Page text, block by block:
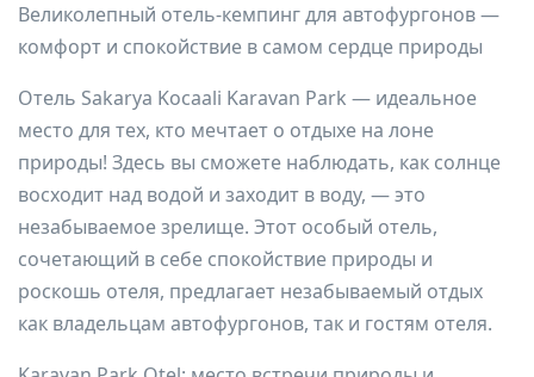
Великолепный отель-кемпинг для автофургонов —
комфорт и спокойствие в самом сердце природы
Отель Sakarya Kocaali Karavan Park — идеальное
место для тех, кто мечтает о отдыхе на лоне
природы! Здесь вы сможете наблюдать, как солнце
восходит над водой и заходит в воду, — это
незабываемое зрелище. Этот особый отель,
сочетающий в себе спокойствие природы и
роскошь отеля, предлагает незабываемый отдых
как владельцам автофургонов, так и гостям отеля.